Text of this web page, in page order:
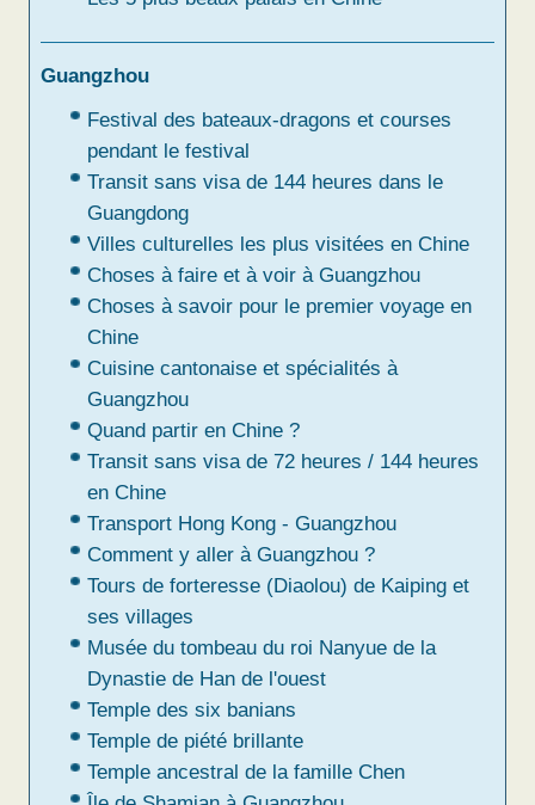
Guangzhou
Festival des bateaux-dragons et courses
pendant le festival
Transit sans visa de 144 heures dans le
Guangdong
Villes culturelles les plus visitées en Chine
Choses à faire et à voir à Guangzhou
Choses à savoir pour le premier voyage en
Chine
Cuisine cantonaise et spécialités à
Guangzhou
Quand partir en Chine ?
Transit sans visa de 72 heures / 144 heures
en Chine
Transport Hong Kong - Guangzhou
Comment y aller à Guangzhou ?
Tours de forteresse (Diaolou) de Kaiping et
ses villages
Musée du tombeau du roi Nanyue de la
Dynastie de Han de l'ouest
Temple des six banians
Temple de piété brillante
Temple ancestral de la famille Chen